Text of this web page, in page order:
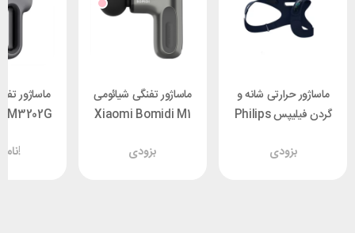
ماساژور حرارتی شانه و
گردن فیلیپس Philips
بزودی
ماساژور تفنگی شیائومی
Xiaomi Bomidi M1
بزودی
ماساژور
ناموجود!